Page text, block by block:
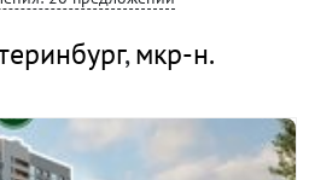
,мкр-н.